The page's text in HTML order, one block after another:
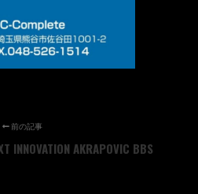
前の記事
INNOVATION AKRAPOVIC BBS